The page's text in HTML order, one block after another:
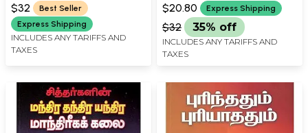
$32
Best Seller
Express Shipping
INCLUDES ANY TARIFFS AND
TAXES
(Tamil)
$20.80 Express Shipping
$32 35% off
INCLUDES ANY TARIFFS AND
TAXES